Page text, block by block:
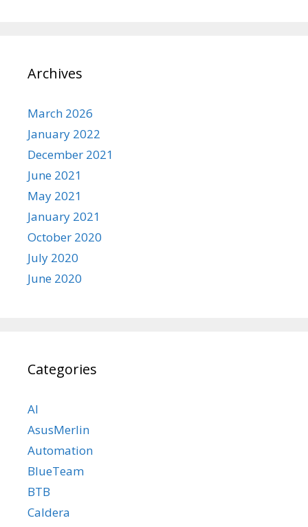
Archives
March 2026
January 2022
December 2021
June 2021
May 2021
January 2021
October 2020
July 2020
June 2020
Categories
AI
AsusMerlin
Automation
BlueTeam
BTB
Caldera